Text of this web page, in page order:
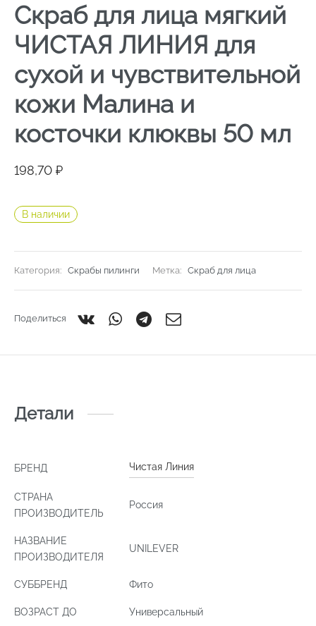
Скраб для лица мягкий
ЧИСТАЯ ЛИНИЯ для
сухой и чувствительной
кожи Малина и
косточки клюквы 50 мл
198,70 ₽
В наличии
Категория: Скрабы пилинги Метка: Скраб для лица
Поделиться
Детали
БРЕНД Чистая Линия
СТРАНА
ПРОИЗВОДИТЕЛЬ
Россия
НАЗВАНИЕ
ПРОИЗВОДИТЕЛЯ
UNILEVER
СУББРЕНД Фито
ВОЗРАСТ ДО Универсальный